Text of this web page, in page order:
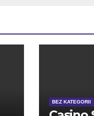
BEZ KATEGORII